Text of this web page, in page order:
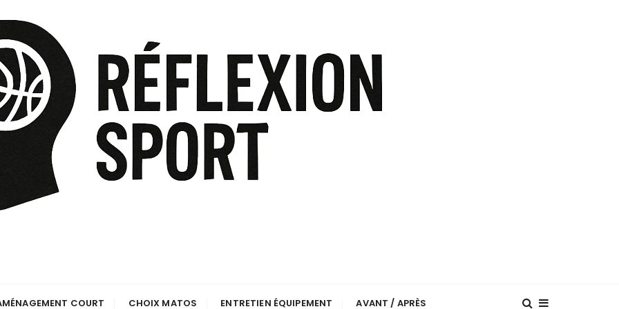
COURT CHOIX MATOS ENTRETIEN ÉQUIPEMENT AVANT / APRÈS